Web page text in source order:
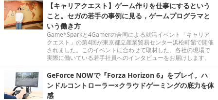
【キャリアクエスト】ゲーム作りを仕事にするという
こと。セガの若手の事例に見る，ゲームプログラマと
いう働き方
Game*Sparkと4Gamerの合同による就活イベント「キャリア
クエスト」の第4回が東京都立産業貿易センター浜松町館で開催
されました。このイベントに合わせて取材した、各社の現場で
実際に働いている若手社員へのインタビューをお届けします。
GeForce NOWで『Forza Horizon 6』をプレイ。ハ
ンドルコントローラー×クラウドゲーミングの底力を体
感